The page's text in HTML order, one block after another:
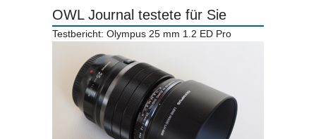
OWL Journal testete für Sie
Testbericht: Olympus 25 mm 1.2 ED Pro